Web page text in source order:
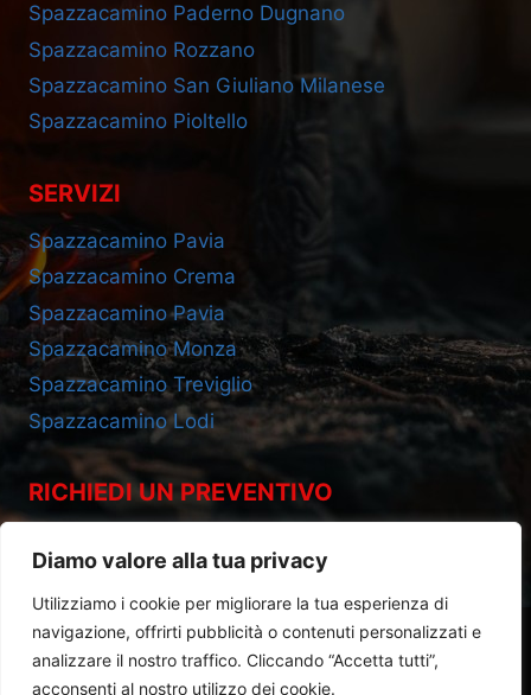
Diamo valore alla tua privacy
Utilizziamo i cookie per migliorare la tua esperienza di
navigazione, offrirti pubblicità o contenuti personalizzati e
analizzare il nostro traffico. Cliccando “Accetta tutti”,
acconsenti al nostro utilizzo dei cookie.
Spazzacamino Paderno Dugnano
Spazzacamino Rozzano
Spazzacamino San Giuliano Milanese
Spazzacamino Pioltello
SERVIZI
Spazzacamino Pavia
Spazzacamino Crema
Spazzacamino Pavia
Spazzacamino Monza
Spazzacamino Treviglio
Spazzacamino Lodi
RICHIEDI UN PREVENTIVO
Cell 393.2685695